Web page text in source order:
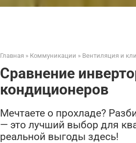
Главная » Коммуникации » Вентиляция и
Сравнение
кондиционеров
Мечтаете о прохладе?
— это лучший выбор для
реальной выгоды здесь!